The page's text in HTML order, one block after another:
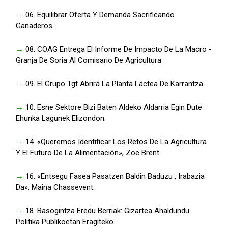
→ 06. Equilibrar Oferta Y Demanda Sacrificando
Ganaderos.
→ 08. COAG Entrega El Informe De Impacto De La Macro -
Granja De Soria Al Comisario De Agricultura
→ 09. El Grupo Tgt Abrirá La Planta Láctea De Karrantza.
→ 10. Esne Sektore Bizi Baten Aldeko Aldarria Egin Dute
Ehunka Lagunek Elizondon.
→ 14. «Queremos Identificar Los Retos De La Agricultura
Y El Futuro De La Alimentación», Zoe Brent.
→ 16. «Entsegu Fasea Pasatzen Baldin Baduzu , Irabazia
Da», Maina Chassevent.
→ 18. Basogintza Eredu Berriak: Gizartea Ahaldundu
Politika Publikoetan Eragiteko.